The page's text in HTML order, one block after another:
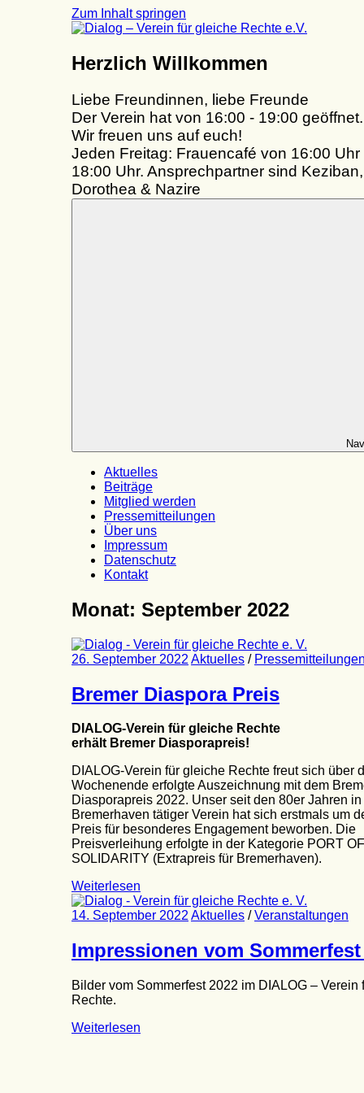
Zum Inhalt springen
Dialog
–
für
gleiche
Rechte
e.V.
Herzlich Willkommen
Liebe Freundinnen, liebe Freunde
Der Verein hat von 16:00 - 19:00 geöffnet.
Wir freuen uns auf euch!
Jeden Freitag: Frauencafé von 16:00 Uhr
18:00 Uhr. Ansprechpartner sind Keziban,
Dorothea & Nazire
Aktuelles
Beiträge
Mitglied werden
Pressemitteilungen
Über uns
Impressum
Datenschutz
Kontakt
Monat: September 2022
26. September 2022 Aktuelles /
Bremer Diaspora Preis
DIALOG-Verein für gleiche Rechte
erhält Bremer Diasporapreis!
DIALOG-Verein für gleiche Rechte freut sich über
Wochenende erfolgte Auszeichnung mit dem
Diasporapreis 2022. Unser seit den 80er Jahren in
Bremerhaven tätiger Verein hat sich erstmals um
Preis für besonderes Engagement beworben. Die
Preisverleihung erfolgte in der Kategorie PORT OF
SOLIDARITY (Extrapreis für Bremerhaven).
Weiterlesen
14. September 2022Aktuelles /Veranstaltungen
Impressionen vom Sommerfest
Bilder vom Sommerfest 2022 im DIALOG – Verein
Rechte.
Weiterlesen